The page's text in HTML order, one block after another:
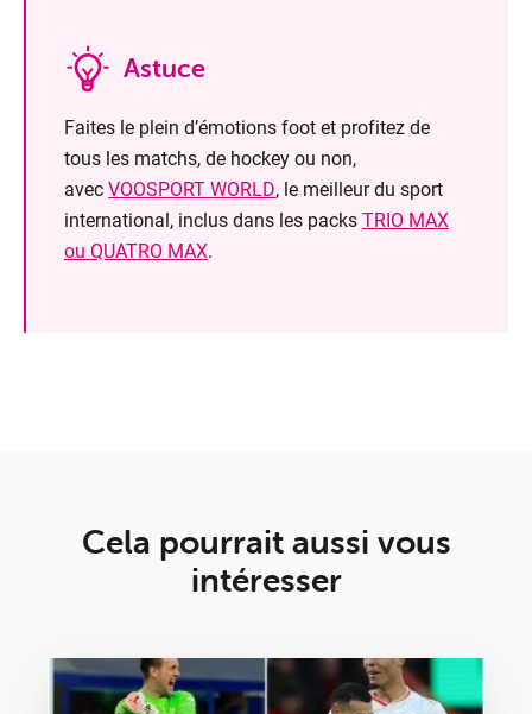
Astuce
Faites le plein d’émotions foot et profitez de
tous les matchs, de hockey ou non,
avecVOOSPORT WORLD, le meilleur du sport
international, inclus dans les packsTRIO MAX
ou QUATRO MAX.
Cela pourrait aussi vous
intéresser